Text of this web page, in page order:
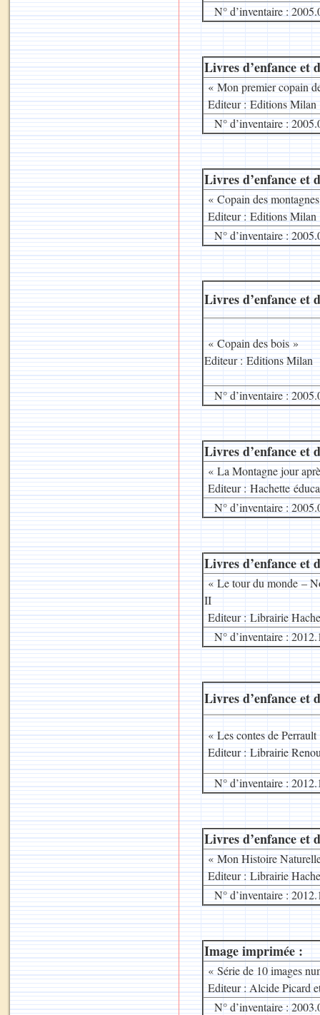
N° d’inventaire :
Livres d’enfance et
« Mon premier copain
Editeur : Editions Milan
N° d’inventaire :
Livres d’enfance et
« Copain des
Editeur : Editions Milan
N° d’inventaire :
Livres d’enfance et
« Copain des bois »
Editeur : Editions Milan
N° d’inventaire :
Livres d’enfance et
« La Montagne jour
Editeur : Hachette
N° d’inventaire :
Livres d’enfance et
« Le tour du monde –
II
Editeur : Librairie
N° d’inventaire :
Livres d’enfance et
« Les contes de
Editeur : Librairie
N° d’inventaire :
Livres d’enfance et
« Mon Histoire
Editeur : Librairie
N° d’inventaire :
Image imprimée :
« Série de 10 images
Editeur : Alcide Picard
N° d’inventaire :